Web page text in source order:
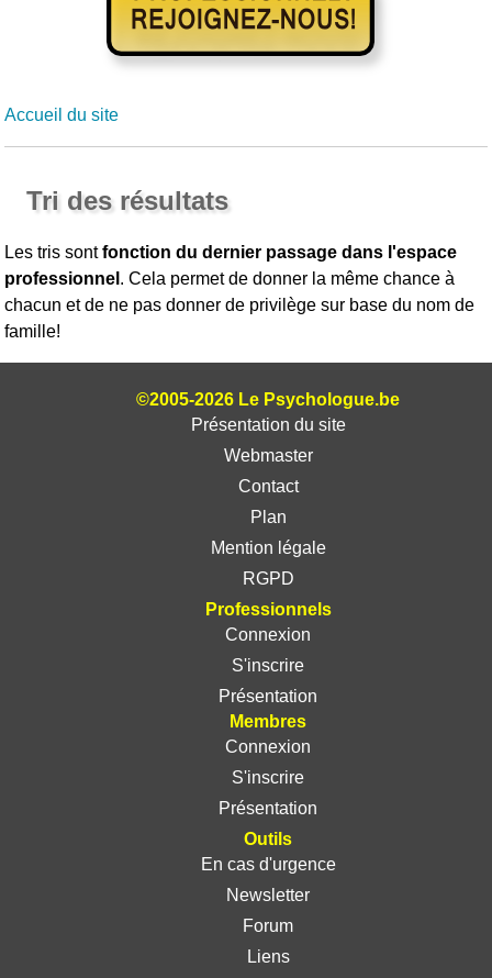
Accueil du site
Tri des résultats
Les tris sontfonction du dernier passage dans l'espace
professionnel . Cela permet de donner la même chance à
chacun et de ne pas donner de privilège sur base du nom de
famille!
©2005-2026 Le Psychologue.be
Présentation du site
Webmaster
Contact
Plan
Mention légale
RGPD
Professionnels
Connexion
S'inscrire
Présentation
Membres
Connexion
S'inscrire
Présentation
Outils
En cas d'urgence
Newsletter
Forum
Liens